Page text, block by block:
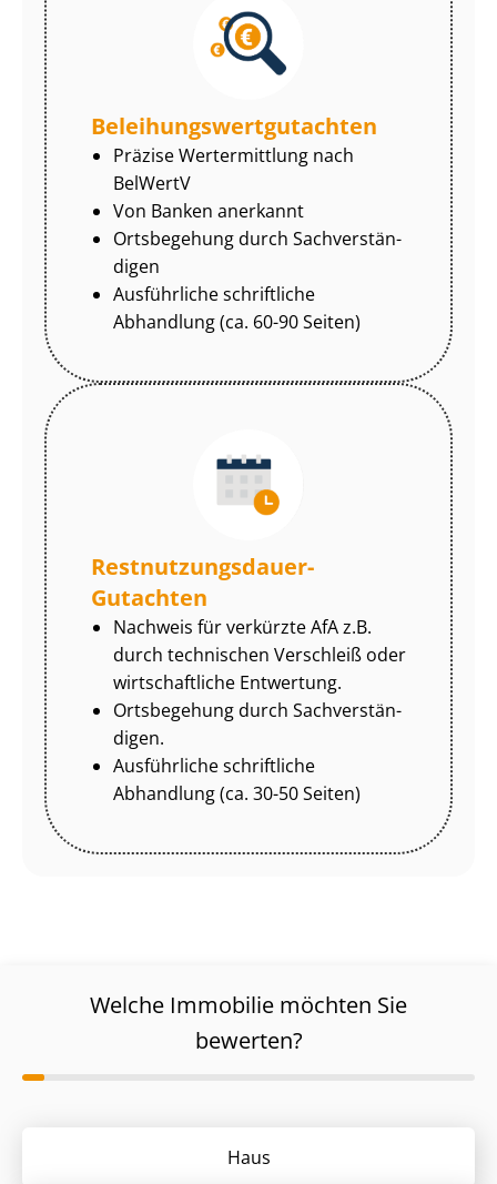
Be­lei­hungs­wert­gut­ach­ten
Präzise Wertermittlung nach
BelWertV
Von Banken anerkannt
Ortsbegehung durch Sach­ver­stän­
di­gen
Ausführliche schriftliche
Abhandlung (ca. 60-90 Seiten)
Rest­nut­zungs­dau­er-
Gutachten
Nachweis für verkürzte AfA z.B.
durch technischen Verschleiß oder
wirtschaftliche Entwertung.
Ortsbegehung durch Sach­ver­stän­
di­gen.
Ausführliche schriftliche
Abhandlung (ca. 30-50 Seiten)
Welche Immobilie möchten Sie
bewerten?
Haus